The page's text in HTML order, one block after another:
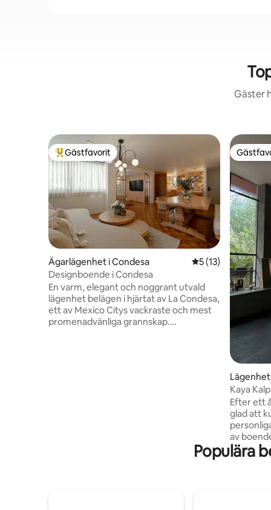
Gäster
Populär gästfavorit
Gästfavorit
Ägarlägenhet i Condesa 5 av 5 i
5 (13)
Designboende i Condesa
En varm, elegant och noggrant utvald
lägenhet belägen i hjärtat av La Condesa,
ett av Mexico Citys vackraste och mest
promenadvänliga grannskap.
Kaya
Condesa
Efter ett
glad att
personliga
av
Idealisk
alla
Populära